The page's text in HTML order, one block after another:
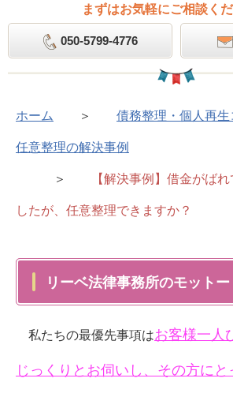
まずはお気軽にご相談くだ
050-5799-4776
ホーム ＞ 債務整理・個人再生
任意整理の解決事例
＞ 【解決事例】借金がば
したが、任意整理できますか？
リーベ法律事務所のモットー
私たちの最優先事項はお客様一人
じっくりとお伺いし、その方に